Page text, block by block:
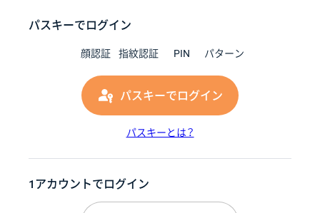
パスキーでログイン
顔認証 指紋認証 PIN パターン
パスキーでログイン
パスキーとは？
1アカウントでログイン